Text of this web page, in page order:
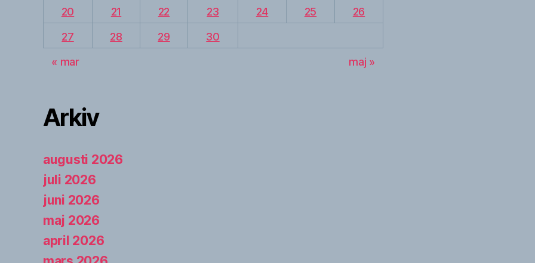
20
21 22 23 24 25
26
27
28 29
30
« mar
maj »
Arkiv
augusti 2026
juli 2026
juni 2026
maj 2026
april 2026